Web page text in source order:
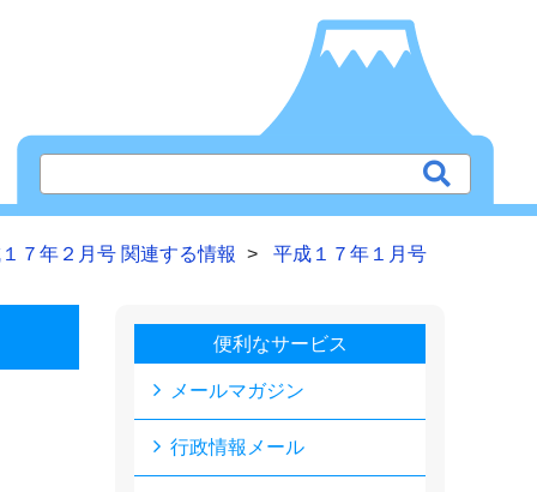
７年２月号 関連する情報 平成１７年１月号
便利なサービス
メールマガジン
行政情報メール